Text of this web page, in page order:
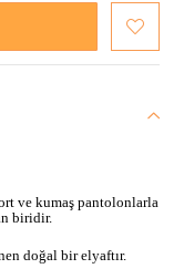
ve kumaş pantolonlarla
biridir.
doğal bir elyaftır.